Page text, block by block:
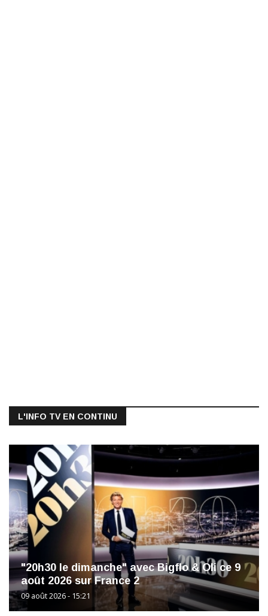
L'INFO TV EN CONTINU
"20h30 le dimanche" avec Bigflo & Oli ce 9
août 2026 sur France 2
09 août 2026 - 15:21